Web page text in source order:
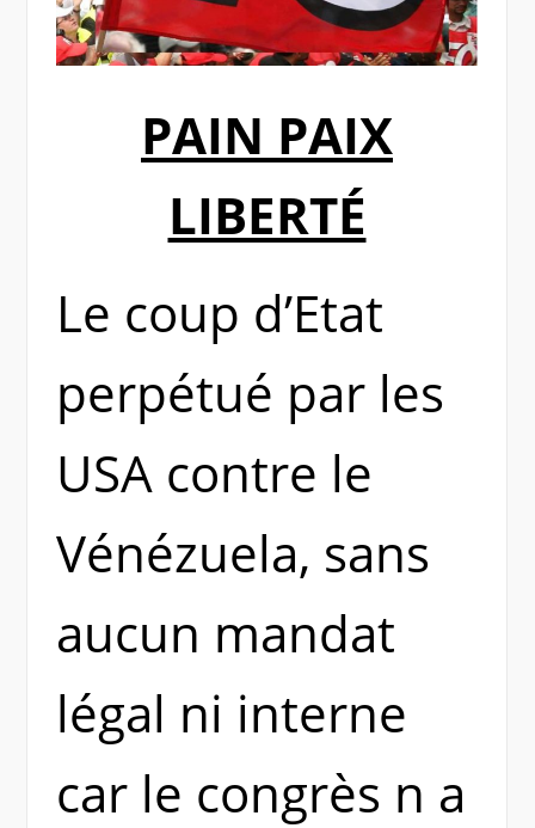
PAIN PAIX
LIBERTÉ
Le coup d’Etat
perpétué par les
USA contre le
Vénézuela, sans
aucun mandat
légal ni interne
car le congrès n a